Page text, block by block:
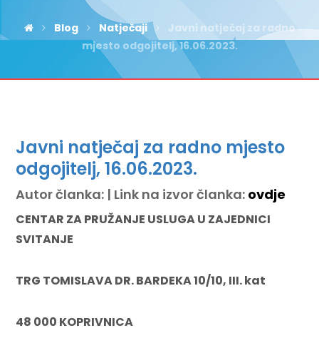
Blog Natječaji
Javni natječaj za radno
mjesto odgojitelj, 16.06.2023.
Javni natječaj za radno mjesto
odgojitelj, 16.06.2023.
Autor članka: | Link na izvor članka: ovdje
CENTAR ZA PRUŽANJE USLUGA U ZAJEDNICI
SVITANJE
TRG TOMISLAVA DR. BARDEKA 10/10, III. kat
48 000 KOPRIVNICA